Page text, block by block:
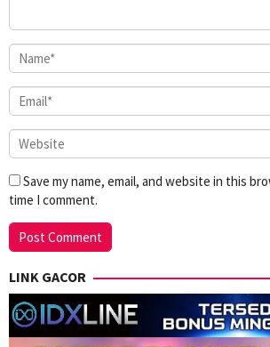
Save my name, email, and website in this
time I comment.
LINK GACOR